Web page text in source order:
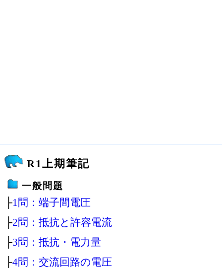
R1上期筆記
一般問題
├1問：端子間電圧
├2問：抵抗と許容電流
├3問：抵抗・電力量
├4問：交流回路の電圧